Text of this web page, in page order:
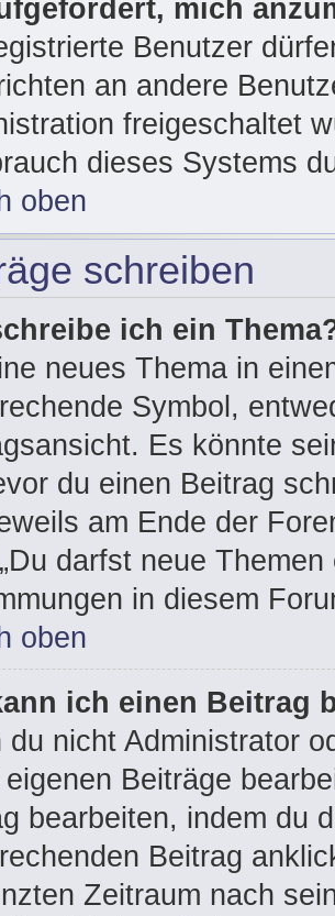
mich
Benutzer
an andere
freigeschaltet
dieses Systems
oben
schreiben
ich ein
neues Thema in
Symbol,
Es könnte
du einen Beitrag
am Ende der
darfst neue Themen
in diesem
oben
ich einen Beitrag
du nicht Administrator
eigenen Beiträge
bearbeiten, indem du
Beitrag
Zeitraum nach